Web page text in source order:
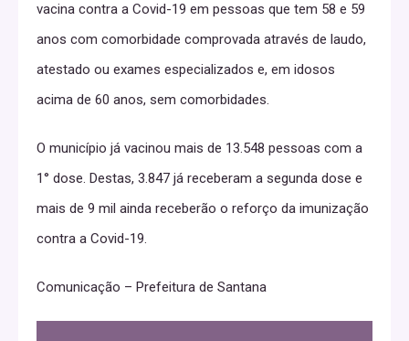
vacina contra a Covid-19 em pessoas que tem 58 e 59
anos com comorbidade comprovada através de laudo,
atestado ou exames especializados e, em idosos
acima de 60 anos, sem comorbidades.
O município já vacinou mais de 13.548 pessoas com a
1° dose. Destas, 3.847 já receberam a segunda dose e
mais de 9 mil ainda receberão o reforço da imunização
contra a Covid-19.
Comunicação – Prefeitura de Santana